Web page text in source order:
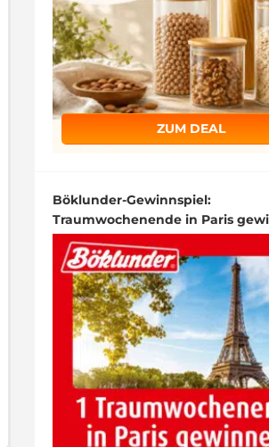
ZUM DEAL
Böklunder-Gewinnspiel:
Traumwochenende in Paris